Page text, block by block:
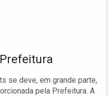
se deve, em grande parte,
pela Prefeitura. A